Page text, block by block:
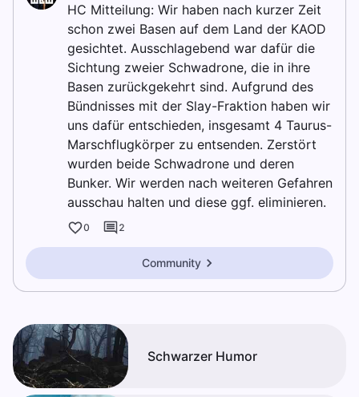
HC Mitteilung: Wir haben nach kurzer Zeit
schon zwei Basen auf dem Land der KAOD
gesichtet. Ausschlagebend war dafür die
Sichtung zweier Schwadrone, die in ihre
Basen zurückgekehrt sind. Aufgrund des
Bündnisses mit der Slay-Fraktion haben wir
uns dafür entschieden, insgesamt 4 Taurus-
Marschflugkörper zu entsenden. Zerstört
wurden beide Schwadrone und deren
Bunker. Wir werden nach weiteren Gefahren
ausschau halten und diese ggf. eliminieren.
0 2
Community
Schwarzer Humor